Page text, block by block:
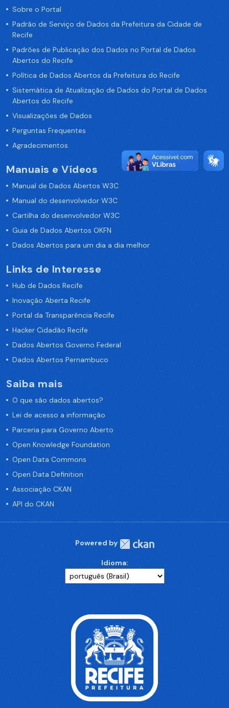
Sobre o Portal
Padrão de Serviço de Dados da Prefeitura da Cidade de
Recife
Padrões de Publicação dos Dados no Portal de Dados
Abertos do Recife
Política de Dados Abertos da Prefeitura do Recife
Sistemática de Atualização de Dados do Portal de Dados
Abertos do Recife
Visualizações de Dados
Perguntas Frequentes
Agradecimentos
Manuais e Vídeos
Manual de Dados Abertos W3C
Manual do desenvolvedor W3C
Cartilha do desenvolvedor W3C
Guia de Dados Abertos OKFN
Dados Abertos para um dia a dia melhor
Links de Interesse
Hub de Dados Recife
Inovação Aberta Recife
Portal da Transparência Recife
Hacker Cidadão Recife
Dados Abertos Governo Federal
Dados Abertos Pernambuco
Saiba mais
O que são dados abertos?
Lei de acesso a informação
Parceria para Governo Aberto
Open Knowledge Foundation
Open Data Commons
Open Data Definition
Associação CKAN
API do CKAN
Powered by
Idioma